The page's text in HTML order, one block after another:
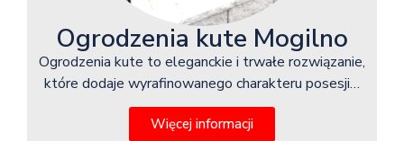
Ogrodzenia kute Mogilno
Ogrodzenia kute to eleganckie i trwałe rozwiązanie,
które dodaje wyrafinowanego charakteru posesji…
Więcej informacji